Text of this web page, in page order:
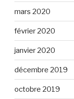
mars 2020
février 2020
janvier 2020
décembre 2019
octobre 2019